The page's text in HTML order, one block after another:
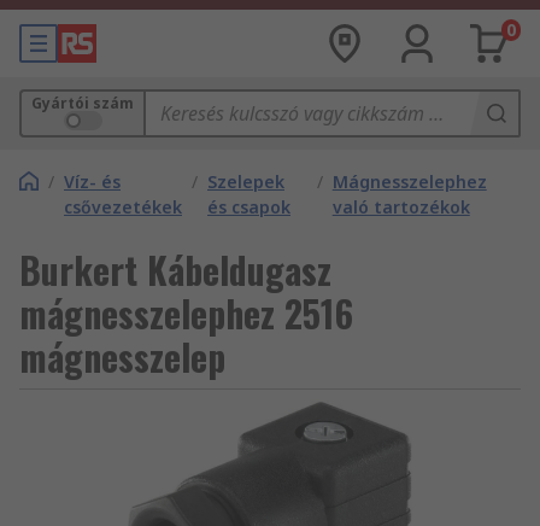
0
Gyártói szám
/ Víz- és
csővezetékek
/ Szelepek
és csapok
/ Mágnesszelephez
való tartozékok
Burkert Kábeldugasz
mágnesszelephez 2516
mágnesszelep